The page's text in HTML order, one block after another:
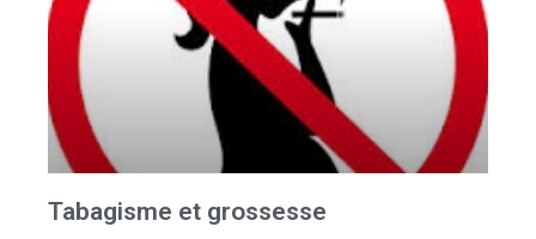
Tabagisme et grossesse